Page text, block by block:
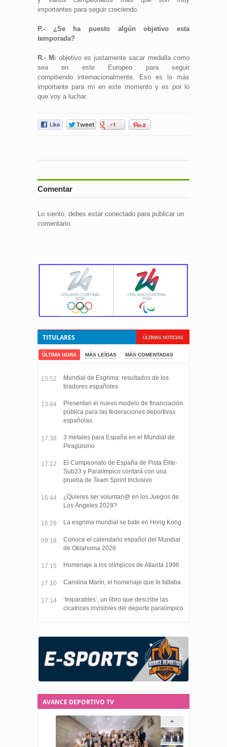
importantes para seguir creciendo.
P.- ¿Se ha puesto algún objetivo esta
temporada?
R.- M i objetivo es justamente sacar medalla como
sea en este Europeo para seguir
compitiendo internacionalmente. Eso es lo más
importante para mí en este momento y es por lo
que voy a luchar.
Comentar
Lo siento, debes estar conectado para publicar un
comentario.
ÚLTIMAS NOTICIAS
TITULARES
ÚLTIMA HORA MÁS LEÍDAS MÁS COMENTADAS
13:52
Mundial de Esgrima: resultados de los
tiradores españoles
13:44
Presentan el nuevo modelo de financiación
pública para las federaciones deportivas
españolas
17:38
3 metales para España en el Mundial de
Piragüismo
17:12
El Campeonato de España de Pista Élite-
Sub23 y Paralímpico contará con una
prueba de Team Sprint Inclusivo
16:44
¿Quieres ser voluntari@ en los Juegos de
Los Ángeles 2028?
16:28 La esgrima mundial se bate en Hong Kong
09:18
Conoce el calendario español del Mundial
de Oklahoma 2026
17:15 Homenaje a los olímpicos de Atlanta 1996
17:10 Carolina Marín, el homenaje que le faltaba
17:14
‘Imparables’, un libro que describe las
cicatrices invisibles del deporte paralímpico
AVANCE DEPORTIVO TV